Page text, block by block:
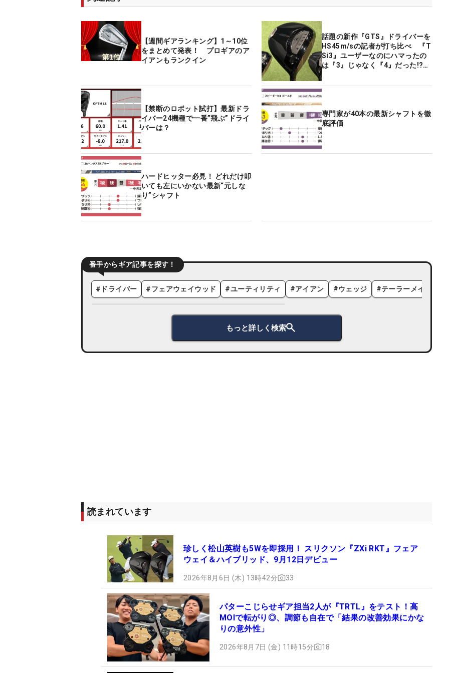
【週間ギアランキング】1～10位
をまとめて発表！ プロギアのア
イアンもランクイン
話題の新作『GTS』ドライバーを
HS45m/sの記者が打ち比べ 『T
Si3』ユーザーなのにハマったの
は『3』じゃなく『4』だった!?
【禁断のロボット試打】最新ドラ
イバー24機種で一番”飛ぶ”ドライ
バーは？
専門家が40本の最新シャフトを徹
底評価
ハードヒッター必見！ どれだけ叩
いても左にいかない最新“元しな
り”シャフト
番手からギア記事を探す！
# ドライバー #フェアウェイウッド #ユーティリティ #アイアン #ウェッジ #テーラーメイド
もっと詳しく検索
読まれています
珍しく松山英樹も5Wを即採用！ スリクソン『ZXi RKT』フェア
ウェイ＆ハイブリッド、9月12日デビュー
2026年8月6日 (木) 13時42分 33
パターこじらせギア担当2人が『TRTL』をテスト！高
MOIで転がり◎、調節も自在で「結果の改善効果にかな
りの意外性」
2026年8月7日 (金) 11時15分 18